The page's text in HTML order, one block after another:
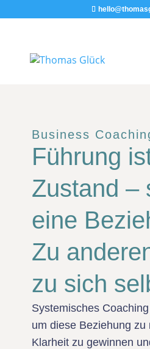
Business
Führung
Zustand –
eine
Zu
zu sich
Systemisches
um diese Beziehung zu
Klarheit zu gewinnen